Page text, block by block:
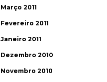
Março 2011
Fevereiro 2011
Janeiro 2011
Dezembro 2010
Novembro 2010